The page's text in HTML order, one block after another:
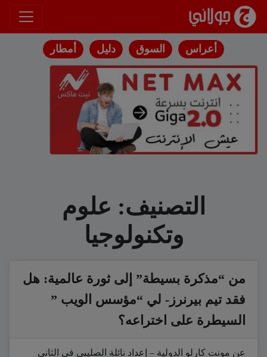
انتقل إلى المحتوى
أعراس السوق دليل أمطار
التصنيف: علوم
وتكنولوجيا
من “مذكرة بسيطة” إلى ثورة عالمية: هل
فقد تيم بيرنرز- لي “مؤسس الويب ”
السيطرة على اختراعه؟
عن مونت كارلو الدولية – إعداد نائلة الصليبي في الثاني